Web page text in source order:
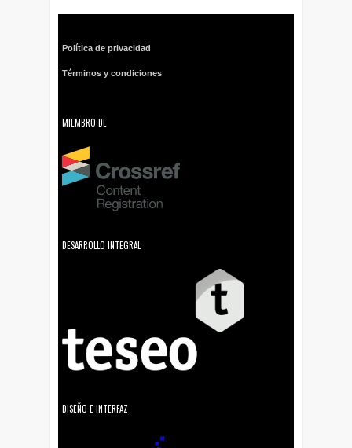
Política de privacidad
Términos y condiciones
MIEMBRO DE
DESARROLLO INTEGRAL
DISEÑO E INTERFAZ